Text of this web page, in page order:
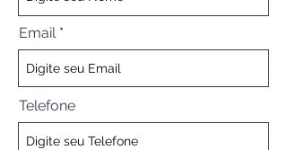
Email
Telefone